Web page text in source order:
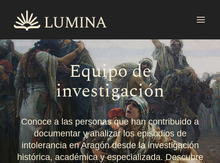
contenido
Equipo de
investigación
Conoce a las personas que han contribuido a
documentar y analizar los episodios de
intolerancia en Aragón desde la investigación
histórica, académica y especializada. Descubre